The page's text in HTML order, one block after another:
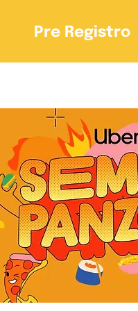
Pre Registro